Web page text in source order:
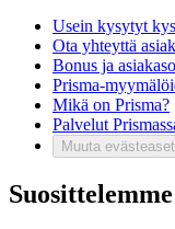
Usein kysytyt
Ota yhteyttä
Bonus ja
Prisma-
Mikä on Prisma?
Palvelut
Muuta
Suosittelemme